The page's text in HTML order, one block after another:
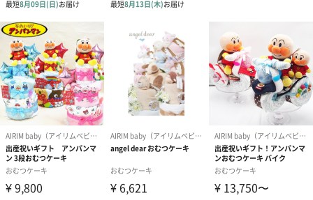
けいたします。
商品詳細情報
素材／繊維
【ベビーソックス】オーガニックコットン100%
【スタイ】コットン100%
【タオル】コットン100%
サイズ
【ベビーソックス】
7cm～9cm(新生児から12ヶ月くらい)
【スタイ】
横約21cm×縦17cm